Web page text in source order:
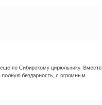
по Сибирскому цирюльнику. Вместо
бездарность, с огромным